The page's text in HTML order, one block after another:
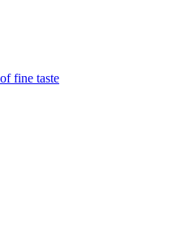
fine taste